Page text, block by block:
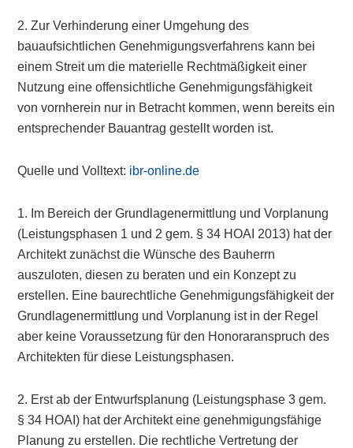
2. Zur Verhinderung einer Umgehung des
bauaufsichtlichen Genehmigungsverfahrens kann bei
einem Streit um die materielle Rechtmäßigkeit einer
Nutzung eine offensichtliche Genehmigungsfähigkeit
von vornherein nur in Betracht kommen, wenn bereits ein
entsprechender Bauantrag gestellt worden ist.
Quelle und Volltext: ibr-online.de
1. Im Bereich der Grundlagenermittlung und Vorplanung
(Leistungsphasen 1 und 2 gem. § 34 HOAI 2013) hat der
Architekt zunächst die Wünsche des Bauherrn
auszuloten, diesen zu beraten und ein Konzept zu
erstellen. Eine baurechtliche Genehmigungsfähigkeit der
Grundlagenermittlung und Vorplanung ist in der Regel
aber keine Voraussetzung für den Honoraranspruch des
Architekten für diese Leistungsphasen.
2. Erst ab der Entwurfsplanung (Leistungsphase 3 gem.
§ 34 HOAI) hat der Architekt eine genehmigungsfähige
Planung zu erstellen. Die rechtliche Vertretung der